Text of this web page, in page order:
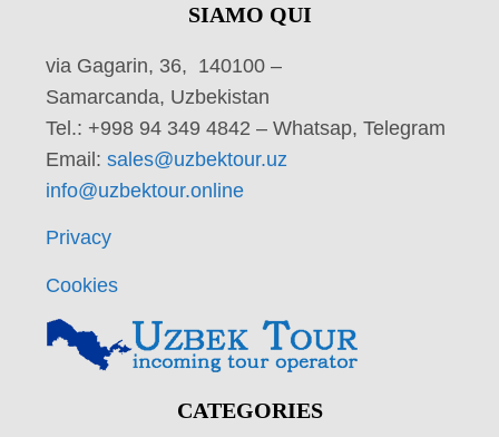
SIAMO QUI
via Gagarin, 36, 140100 –
Samarcanda, Uzbekistan
Tel.: +998 94 349 4842 – Whatsap, Telegram
Email: sales@uzbektour.uz
info@uzbektour.online
Privacy
Cookies
CATEGORIES